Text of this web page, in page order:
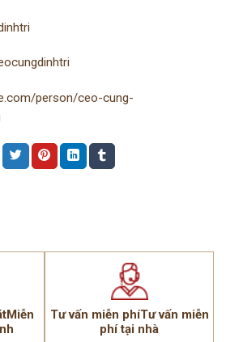
person/ceo-cung-
Tư vấn miễn phíTư vấn miễn
phí tại nhà